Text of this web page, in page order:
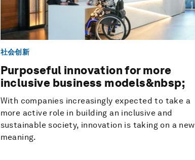
社会创新
Purposeful innovation for more
inclusive business models&nbsp;
With companies increasingly expected to take a
more active role in building an inclusive and
sustainable society, innovation is taking on a new
meaning.